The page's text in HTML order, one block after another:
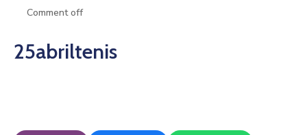
Comment off
25abriltenis